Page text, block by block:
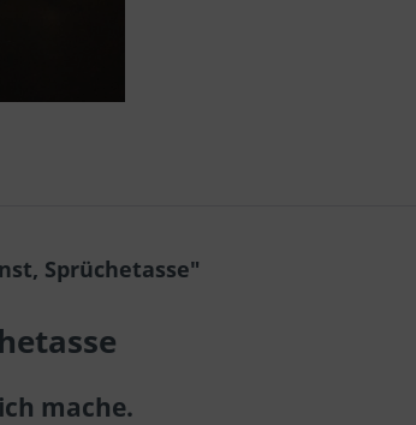
Sprüchetasse"
mache.